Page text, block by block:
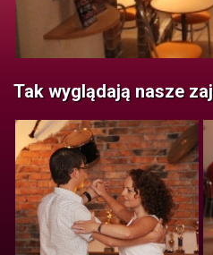
Tak wyglądają nasze